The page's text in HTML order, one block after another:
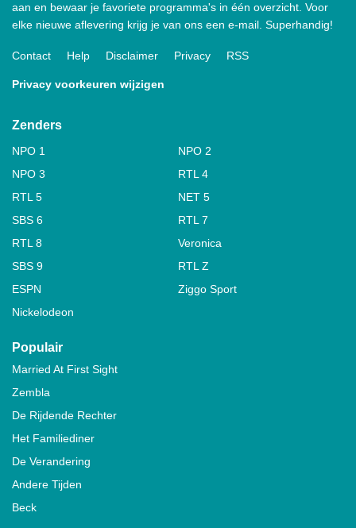
aan en bewaar je favoriete programma's in één overzicht. Voor
elke nieuwe aflevering krijg je van ons een e-mail. Superhandig!
Contact Help Disclaimer Privacy RSS
Privacy voorkeuren wijzigen
Zenders
NPO 1
NPO 2
NPO 3
RTL 4
RTL 5
NET 5
SBS 6
RTL 7
RTL 8
Veronica
SBS 9
RTL Z
ESPN
Ziggo Sport
Nickelodeon
Populair
Married At First Sight
Zembla
De Rijdende Rechter
Het Familiediner
De Verandering
Andere Tijden
Beck